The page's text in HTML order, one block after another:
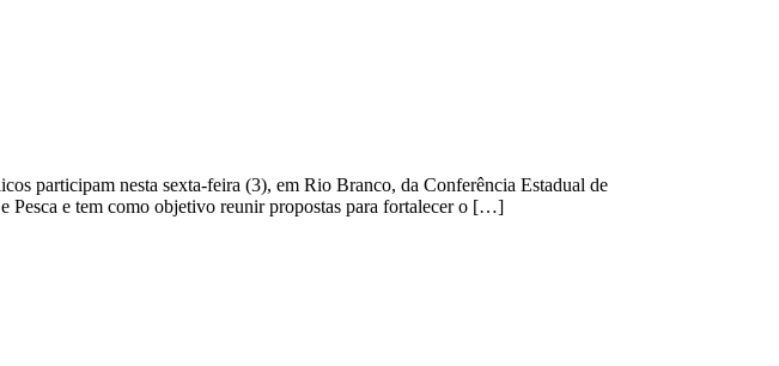
participam nesta sexta-feira (3), em Rio Branco, da Conferência Estadual de
Pesca e tem como objetivo reunir propostas para fortalecer o […]